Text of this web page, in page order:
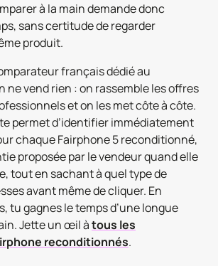
à la main demande donc
sans certitude de regarder
produit.
français dédié au
ne vend rien : on rassemble les offres
et on les met côte à côte.
permet d’identifier immédiatement
chaque Fairphone 5 reconditionné,
proposée par le vendeur quand elle
tout en sachant à quel type de
avant même de cliquer. En
tu gagnes le temps d’une longue
Jette un œil àtous les
reconditionnés.